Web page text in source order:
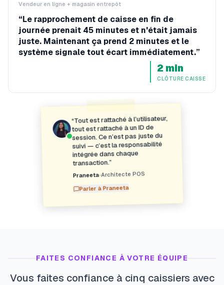
Vendeur en ligne + magasin entrepôt
“Le rapprochement de caisse en fin de
journée prenait 45 minutes et n'était jamais
juste. Maintenant ça prend 2 minutes et le
système signale tout écart immédiatement.”
2 min
CLÔTURE CAISSE
“Tout est rattaché à l’utilisateur,
tout est rattaché à un ID de
session. Ce n’est pas juste du
suivi — c’est la responsabilité
intégrée dans chaque
transaction.”
Praneeta•Architecte POS
Parler àPraneeta
FAITES CONFIANCE À VOTRE ÉQUIPE
Vous faites confiance à cinq caissiers avec